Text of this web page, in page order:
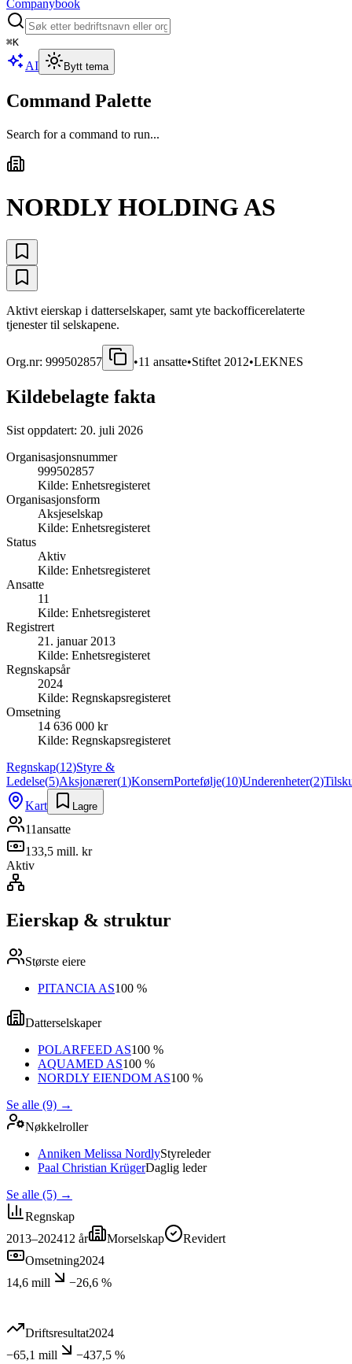
Companybook
⌘K
AI Bytt tema
Command Palette
Search for a command to run...
NORDLY HOLDING AS
Aktivt eierskap i datterselskaper, samt yte backofficerelaterte
tjenester til selskapene.
Org.nr: 999502857 •11 ansatte•Stiftet 2012•LEKNES
Kildebelagte fakta
Sist oppdatert: 20. juli 2026
Organisasjonsnummer
999502857
Kilde: Enhetsregisteret
Organisasjonsform
Aksjeselskap
Kilde: Enhetsregisteret
Status
Aktiv
Kilde: Enhetsregisteret
Ansatte
11
Kilde: Enhetsregisteret
Registrert
21. januar 2013
Kilde: Enhetsregisteret
Regnskapsår
2024
Kilde: Regnskapsregisteret
Omsetning
14 636 000 kr
Kilde: Regnskapsregisteret
Regnskap(12)Styre &
Ledelse(5)Aksjonærer(1)KonsernPortefølje(10)Underenheter(2)
Kart
Lagre
11ansatte
133,5 mill. kr
Aktiv
Eierskap & struktur
Største eiere
PITANCIA AS100 %
Datterselskaper
POLARFEED AS100 %
AQUAMED AS100 %
NORDLY EIENDOM AS100 %
Se alle (9) →
Nøkkelroller
Anniken Melissa NordlyStyreleder
Paal Christian KrügerDaglig leder
Se alle (5) →
Regnskap
2013–202412 år Morselskap
Revidert
Omsetning2024
14,6 mill
−26,6 %
Driftsresultat2024
−65,1 mill
−437,5 %